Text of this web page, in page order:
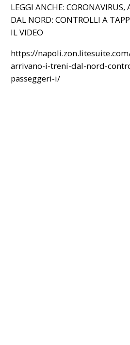
LEGGI ANCHE:CORONAVIRUS,
DAL NORD: CONTROLLI A
IL VIDEO
https://
arrivano-i-treni-dal-nord-
passeggeri-i/